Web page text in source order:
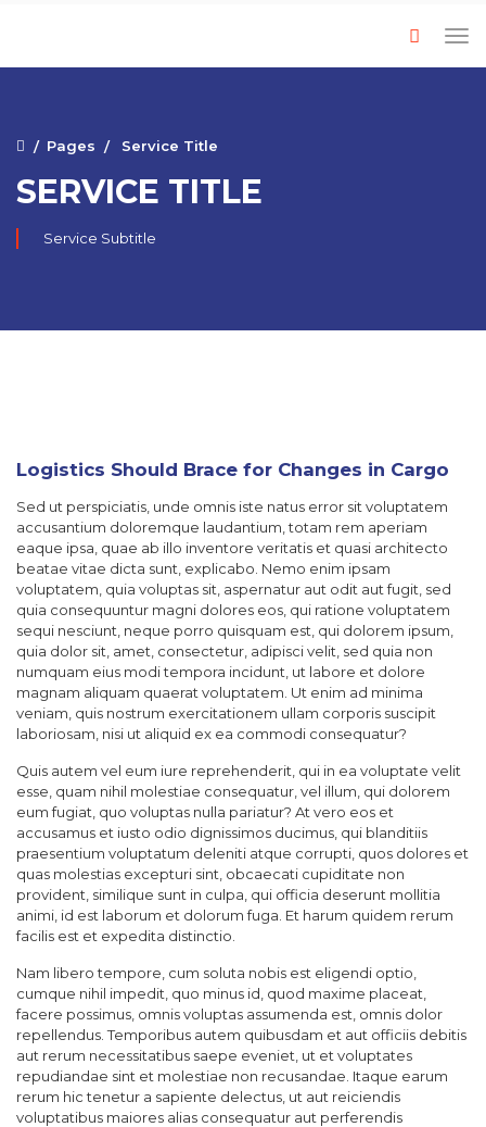
Pages Service Title
SERVICE TITLE
Service Subtitle
Logistics Should Brace for Changes in Cargo
Sed ut perspiciatis, unde omnis iste natus error sit voluptatem
accusantium doloremque laudantium, totam rem aperiam
eaque ipsa, quae ab illo inventore veritatis et quasi architecto
beatae vitae dicta sunt, explicabo. Nemo enim ipsam
voluptatem, quia voluptas sit, aspernatur aut odit aut fugit, sed
quia consequuntur magni dolores eos, qui ratione voluptatem
sequi nesciunt, neque porro quisquam est, qui dolorem ipsum,
quia dolor sit, amet, consectetur, adipisci velit, sed quia non
numquam eius modi tempora incidunt, ut labore et dolore
magnam aliquam quaerat voluptatem. Ut enim ad minima
veniam, quis nostrum exercitationem ullam corporis suscipit
laboriosam, nisi ut aliquid ex ea commodi consequatur?
Quis autem vel eum iure reprehenderit, qui in ea voluptate velit
esse, quam nihil molestiae consequatur, vel illum, qui dolorem
eum fugiat, quo voluptas nulla pariatur? At vero eos et
accusamus et iusto odio dignissimos ducimus, qui blanditiis
praesentium voluptatum deleniti atque corrupti, quos dolores et
quas molestias excepturi sint, obcaecati cupiditate non
provident, similique sunt in culpa, qui officia deserunt mollitia
animi, id est laborum et dolorum fuga. Et harum quidem rerum
facilis est et expedita distinctio.
Nam libero tempore, cum soluta nobis est eligendi optio,
cumque nihil impedit, quo minus id, quod maxime placeat,
facere possimus, omnis voluptas assumenda est, omnis dolor
repellendus. Temporibus autem quibusdam et aut officiis debitis
aut rerum necessitatibus saepe eveniet, ut et voluptates
repudiandae sint et molestiae non recusandae. Itaque earum
rerum hic tenetur a sapiente delectus, ut aut reiciendis
voluptatibus maiores alias consequatur aut perferendis